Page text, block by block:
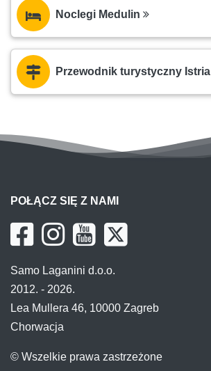
Noclegi Medulin
Przewodnik turystyczny Istria
POŁĄCZ SIĘ Z NAMI
Samo Laganini d.o.o.
2012. - 2026.
Lea Mullera 46, 10000 Zagreb
Chorwacja
© Wszelkie prawa zastrzeżone